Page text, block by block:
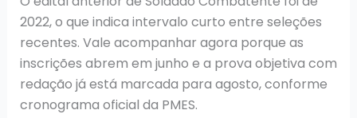
2022, o que indica intervalo curto entre seleções
recentes. Vale acompanhar agora porque as
inscrições abrem em junho e a prova objetiva com
redação já está marcada para agosto, conforme
cronograma oficial da PMES.